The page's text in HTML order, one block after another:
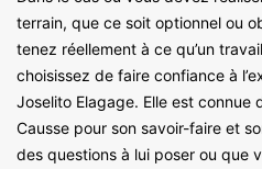
terrain, que ce soit optionnel ou
tenez réellement à ce qu’un
choisissez de faire confiance à
Joselito Elagage. Elle est connue
Causse pour son savoir-faire et
des questions à lui poser ou que